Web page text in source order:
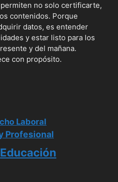
no solo certificarte,
contenidos. Porque
datos, es entender
y estar listo para los
y del mañana.
con propósito.
Laboral
Profesional
Educación